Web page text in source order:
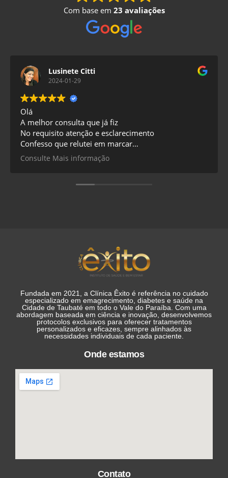
Com base em 23 avaliações
Lusinete Citti
2024-01-29
Olá
A melhor consulta que já fiz
No requisito atenção e esclarecimento
Confesso que relutei em marcar
Estava usando algumas medicações
interessante algo que eu não tinha experimentado
Os profissionais da Clínica Êxito estão de parabéns
pelo atendimento
Parabéns
Lusinete Citti
Consulte Mais informação
Fundada em 2021, a Clínica Êxito é referência no cuidado
especializado em emagrecimento, diabetes e saúde na
Cidade de Taubaté em todo o Vale do Paraíba. Com uma
abordagem baseada em ciência e inovação, desenvolvemos
protocolos exclusivos para oferecer tratamentos
personalizados e eficazes, sempre alinhados às
necessidades individuais de cada paciente.
Onde estamos
Contato